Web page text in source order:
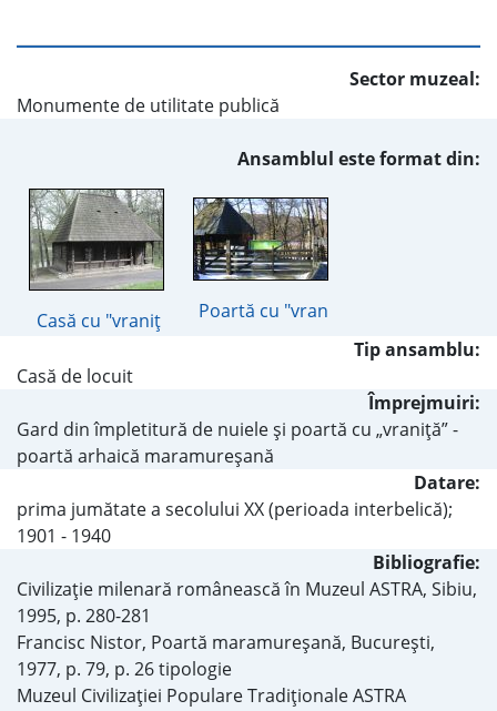
Sector muzeal:
Monumente de utilitate publică
Ansamblul este format din:
Casă cu "vraniţ
Poartă cu "vran
Tip ansamblu:
Casă de locuit
Împrejmuiri:
Gard din împletitură de nuiele şi poartă cu „vraniţă” -
poartă arhaică maramureşană
Datare:
prima jumătate a secolului XX (perioada interbelică);
1901 - 1940
Bibliografie:
Civilizaţie milenară românească în Muzeul ASTRA, Sibiu,
1995, p. 280-281
Francisc Nistor, Poartă maramureşană, Bucureşti,
1977, p. 79, p. 26 tipologie
Muzeul Civilizaţiei Populare Tradiţionale ASTRA